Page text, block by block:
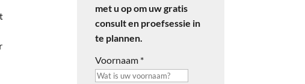
met u op om uw gratis
consult en proefsessie in
te plannen.
Voornaam *